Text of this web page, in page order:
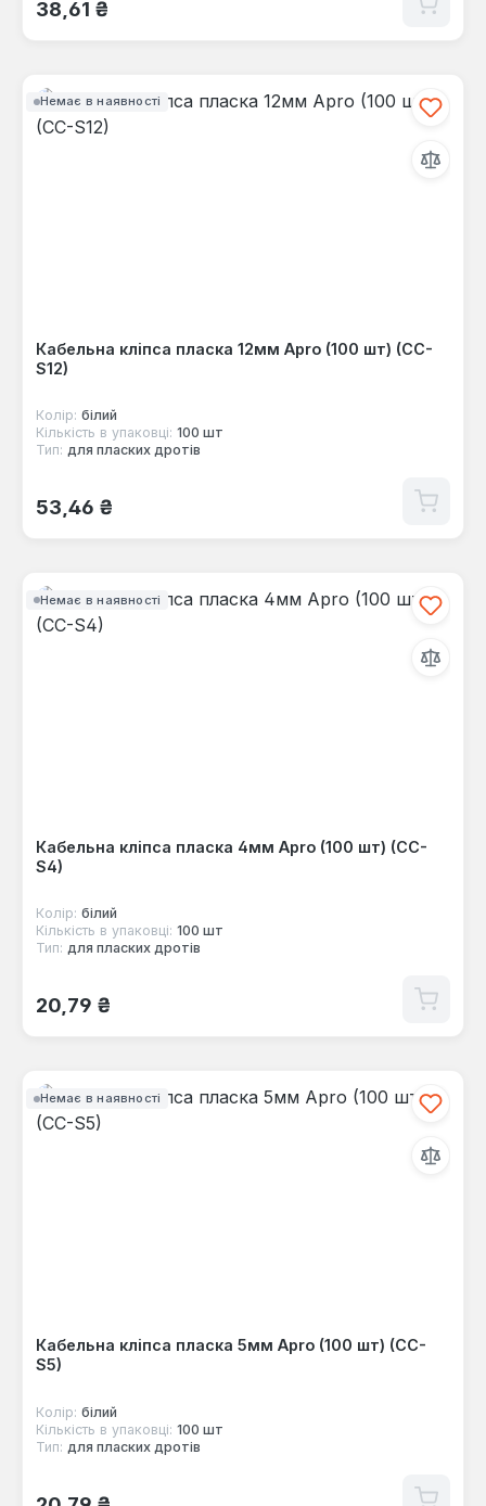
38,61 ₴
Немає в наявності
Кабельна кліпса пласка 12мм Apro (100 шт) (CC-
S12)
Колір: білий
Кількість в упаковці: 100 шт
Тип: для пласких дротів
Звичайна ціна:
53,46 ₴
Немає в наявності
Кабельна кліпса пласка 4мм Apro (100 шт) (CC-
S4)
Колір: білий
Кількість в упаковці: 100 шт
Тип: для пласких дротів
Звичайна ціна:
20,79 ₴
Немає в наявності
Кабельна кліпса пласка 5мм Apro (100 шт) (CC-
S5)
Колір: білий
Кількість в упаковці: 100 шт
Тип: для пласких дротів
Звичайна ціна: